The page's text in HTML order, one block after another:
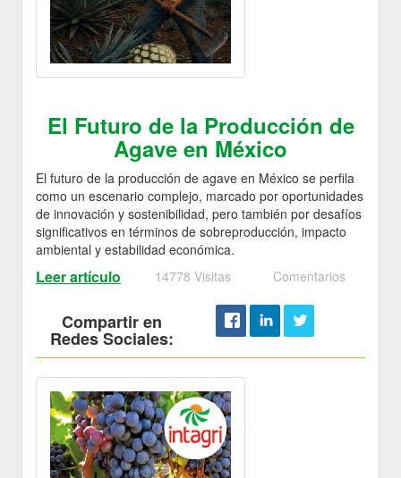
El Futuro de la Producción de
Agave en México
El futuro de la producción de agave en México se perfila
como un escenario complejo, marcado por oportunidades
de innovación y sostenibilidad, pero también por desafíos
significativos en términos de sobreproducción, impacto
ambiental y estabilidad económica.
Leer artículo 14778 Visitas Comentarios
Compartir en
Redes Sociales: